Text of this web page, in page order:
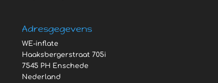
Adresgegevens
WE-inflate
Haaksbergerstraat 705i
7545 PH Enschede
Nederland